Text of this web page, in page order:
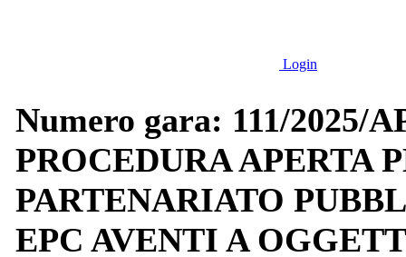
Login
Numero gara: 111/2025/
PROCEDURA APERTA
PARTENARIATO
EPC AVENTI A